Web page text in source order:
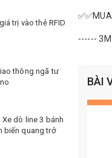
------
BÀI
trị vào thẻ RFID
thông ngã tư
Xe dò line 3 bánh
biến quang trở